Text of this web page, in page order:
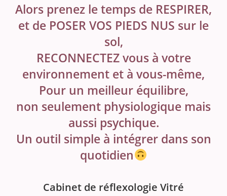
Alors prenez le temps de RESPIRER,
et de POSER VOS PIEDS NUS sur le
sol,
RECONNECTEZ vous à votre
environnement et à vous-même,
Pour un meilleur équilibre,
non seulement physiologique mais
aussi psychique.
Un outil simple à intégrer dans son
quotidien
Cabinet de réflexologie Vitré